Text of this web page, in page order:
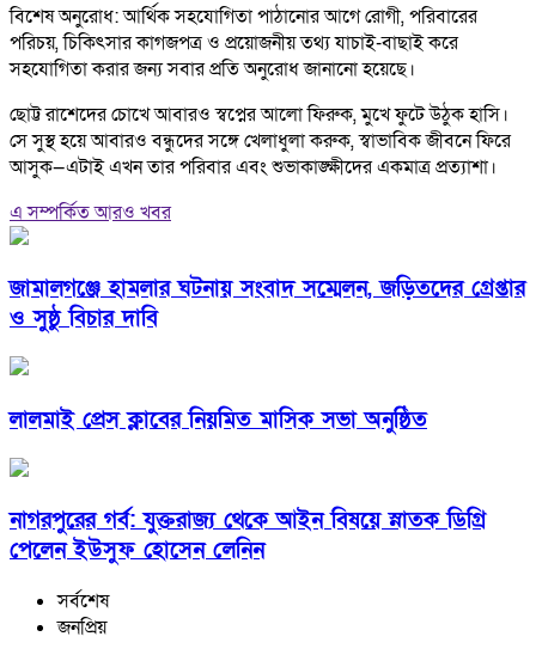
বিশেষ অনুরোধ: আর্থিক সহযোগিতা পাঠানোর আগে রোগী, পরিবারের
পরিচয়, চিকিৎসার কাগজপত্র ও প্রয়োজনীয় তথ্য যাচাই-বাছাই করে
সহযোগিতা করার জন্য সবার প্রতি অনুরোধ জানানো হয়েছে।
ছোট্ট রাশেদের চোখে আবারও স্বপ্নের আলো ফিরুক, মুখে ফুটে উঠুক হাসি।
সে সুস্থ হয়ে আবারও বন্ধুদের সঙ্গে খেলাধুলা করুক, স্বাভাবিক জীবনে ফিরে
আসুক—এটাই এখন তার পরিবার এবং শুভাকাঙ্ক্ষীদের একমাত্র প্রত্যাশা।
এ সম্পর্কিত আরও খবর
জামালগঞ্জে হামলার ঘটনায় সংবাদ সম্মেলন, জড়িতদের গ্রেপ্তার
ও সুষ্ঠু বিচার দাবি
লালমাই প্রেস ক্লাবের নিয়মিত মাসিক সভা অনুষ্ঠিত
নাগরপুরের গর্ব: যুক্তরাজ্য থেকে আইন বিষয়ে স্নাতক ডিগ্রি
পেলেন ইউসুফ হোসেন লেনিন
সর্বশেষ
জনপ্রিয়